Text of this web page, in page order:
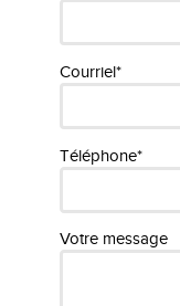
Courriel*
Téléphone*
Votre message